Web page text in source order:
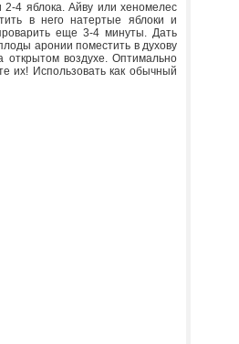
2-4 яблока. Айву или хеномелес
в него натертые яблоки и
еще 3-4 минуты. Дать
аронии поместить в духову
открытом воздухе. Оптимально
их! Использовать как обычный